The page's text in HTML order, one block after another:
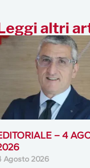
altri
– 4
Agosto 2026